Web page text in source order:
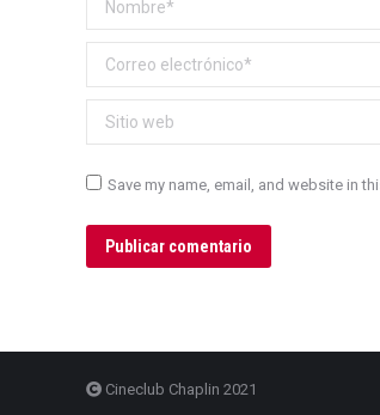
Correo electrónico *
Sitio web
Save my name, email, and website in
Publicar comentario
Cineclub Chaplin 2021